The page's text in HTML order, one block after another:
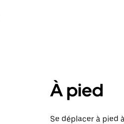
À pied
Se déplacer à pied